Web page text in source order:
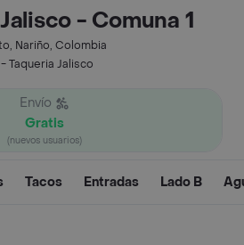
- Comuna 1
Nariño, Colombia
Taqueria Jalisco
Envío
Gratis
(nuevos usuarios)
Tacos Entradas Lado B